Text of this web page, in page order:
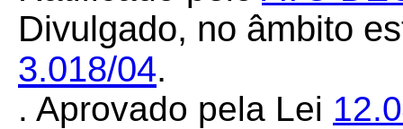
Divulgado, no âmbito
3.018/04.
. Aprovado pela Lei